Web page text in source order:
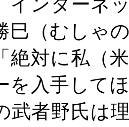
巳（むしゃ
絶対に私（
を入手して
武者野氏は